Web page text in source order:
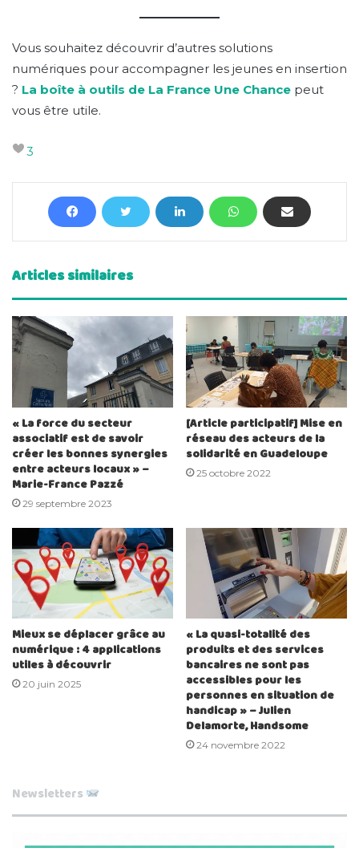
Vous souhaitez découvrir d’autres solutions
numériques pour accompagner les jeunes en insertion
? La boîte à outils de La France Une Chance peut
vous être utile.
3
Articles similaires
« La force du secteur
associatif est de savoir
créer les bonnes synergies
entre acteurs locaux » –
Marie-France Pazzé
29 septembre 2023
[Article participatif] Mise en
réseau des acteurs de la
solidarité en Guadeloupe
25 octobre 2022
Mieux se déplacer grâce au
numérique : 4 applications
utiles à découvrir
20 juin 2025
« La quasi-totalité des
produits et des services
bancaires ne sont pas
accessibles pour les
personnes en situation de
handicap » – Julien
Delamorte, Handsome
24 novembre 2022
Newsletters